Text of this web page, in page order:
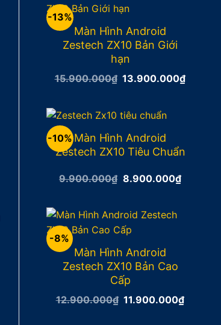
-13%
Màn Hình Android
Zestech ZX10 Bản Giới
hạn
15.900.000₫ Giá
15.900.000₫.
13.900.000₫
-10% Màn Hình Android
Zestech ZX10 Tiêu Chuẩn
9.900.000₫ Giá
8.900.000₫Giá
-8%
Màn Hình Android
Zestech ZX10 Bản Cao
Cấp
12.900.000₫ Giá
11.900.000₫